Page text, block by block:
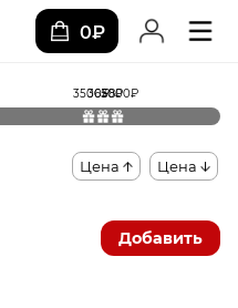
0₽
3500₽
3650₽
3800₽
Цена Цена
Добавить